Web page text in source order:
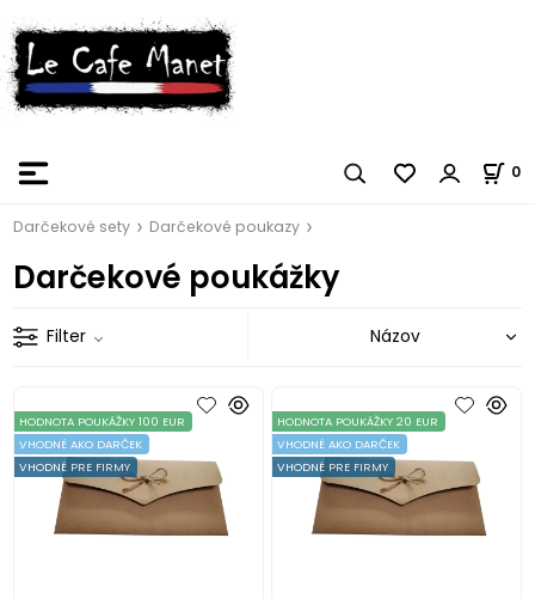
0
Darčekové sety Darčekové poukazy
Darčekové poukážky
Filter
HODNOTA POUKÁŽKY 100 EUR
VHODNÉ AKO DARČEK
VHODNÉ PRE FIRMY
HODNOTA POUKÁŽKY 20 EUR
VHODNÉ AKO DARČEK
VHODNÉ PRE FIRMY